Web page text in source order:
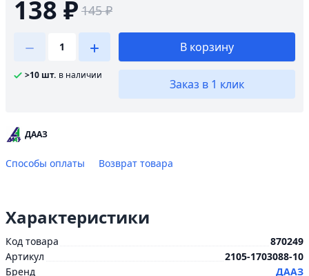
138 ₽ 145 ₽
>10 шт. в наличии
В корзину
Заказ в 1 клик
ДААЗ
Способы оплаты Возврат товара
Характеристики
Код товара
870249
Артикул
2105-1703088-10
Бренд
ДААЗ